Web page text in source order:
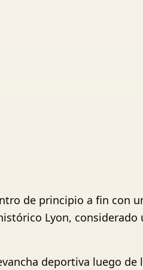
de principio a fin
Lyon,
deportiva luego